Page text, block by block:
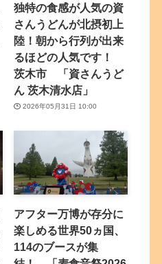
独特の食感が人気の資
さんうどんが北摂初上
陸！朝から行列が出来
るほどの人気です！
茨木市 「資さんうど
ん 茨木清水店」
2026年05月31日 10:00
アフター万博が存分に
楽しめる世界50ヵ国、
114のブースが集